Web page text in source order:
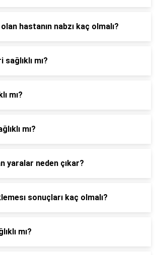
hastanın nabzı kaç olmalı?
mı?
mı?
mı?
yaralar neden çıkar?
sonuçları kaç olmalı?
mı?